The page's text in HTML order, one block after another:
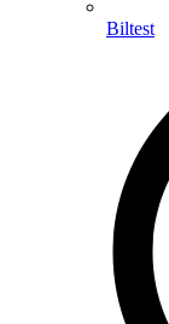
Biltest